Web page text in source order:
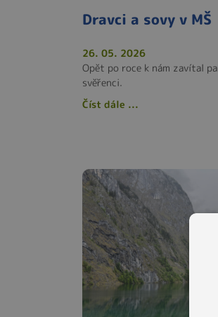
Dravci a sovy v MŠ
26. 05. 2026
Opět po roce k nám zavítal
svěřenci.
Číst dále ...